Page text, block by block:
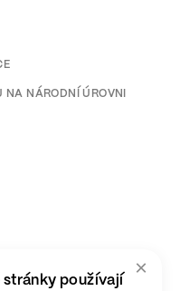
NA NÁRODNÍ ÚROVNI
×
stránky používají